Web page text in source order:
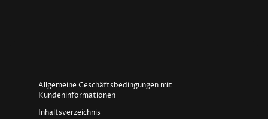
Allgemeine Geschäftsbedingungen mit
Kundeninformationen
Inhaltsverzeichnis